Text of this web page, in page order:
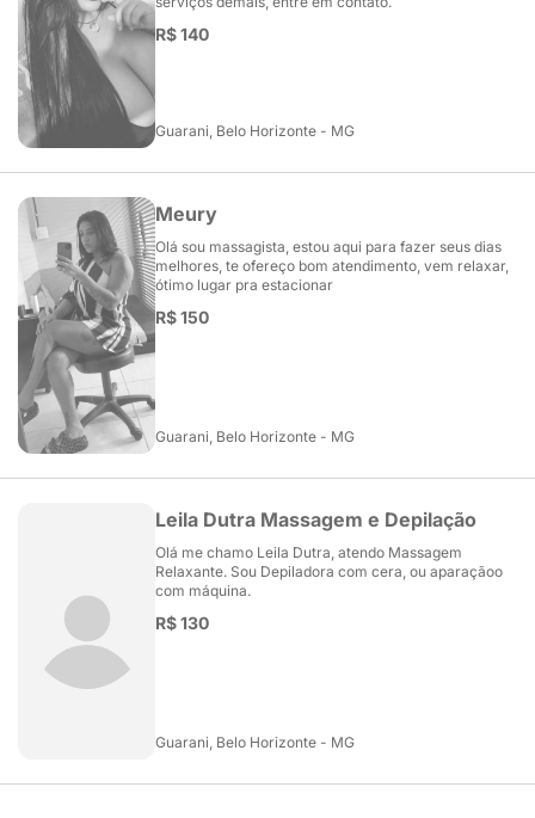
R$ 140
Guarani, Belo Horizonte - MG
Meury
Olá sou massagista, estou aqui para fazer seus dias
melhores, te ofereço bom atendimento, vem relaxar,
ótimo lugar pra estacionar
R$ 150
Guarani, Belo Horizonte - MG
Leila Dutra Massagem e Depilação
Olá me chamo Leila Dutra, atendo Massagem
Relaxante. Sou Depiladora com cera, ou aparaçãoo
com máquina.
R$ 130
Guarani, Belo Horizonte - MG